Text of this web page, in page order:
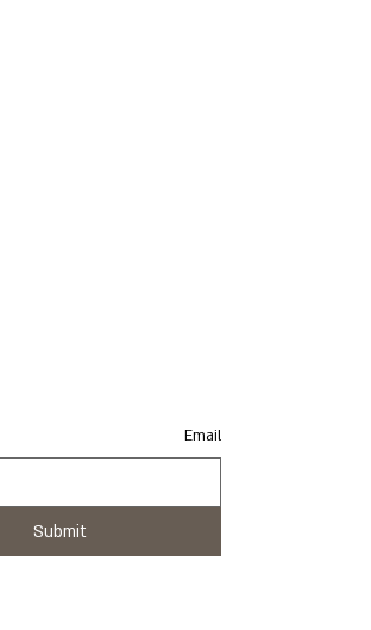
Email
Submit
Email
Submit